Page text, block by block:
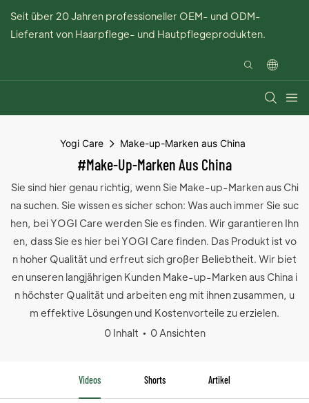
Seit über 20 Jahren professioneller OEM- und ODM-
Lieferant von Haarpflege- und Hautpflegeprodukten.
Yogi Care Make-up-Marken aus China
#Make-Up-Marken Aus China
Sie sind hier genau richtig, wenn Sie Make-up-Marken aus Chi
na suchen. Sie wissen es sicher schon: Was auch immer Sie suc
hen, bei YOGI Care werden Sie es finden. Wir garantieren Ihn
en, dass Sie es hier bei YOGI Care finden. Das Produkt ist vo
n hoher Qualität und erfreut sich großer Beliebtheit. Wir biet
en unseren langjährigen Kunden Make-up-Marken aus China i
n höchster Qualität und arbeiten eng mit ihnen zusammen, u
m effektive Lösungen und Kostenvorteile zu erzielen.
0 Inhalt
0 Ansichten
Videos Shorts Artikel